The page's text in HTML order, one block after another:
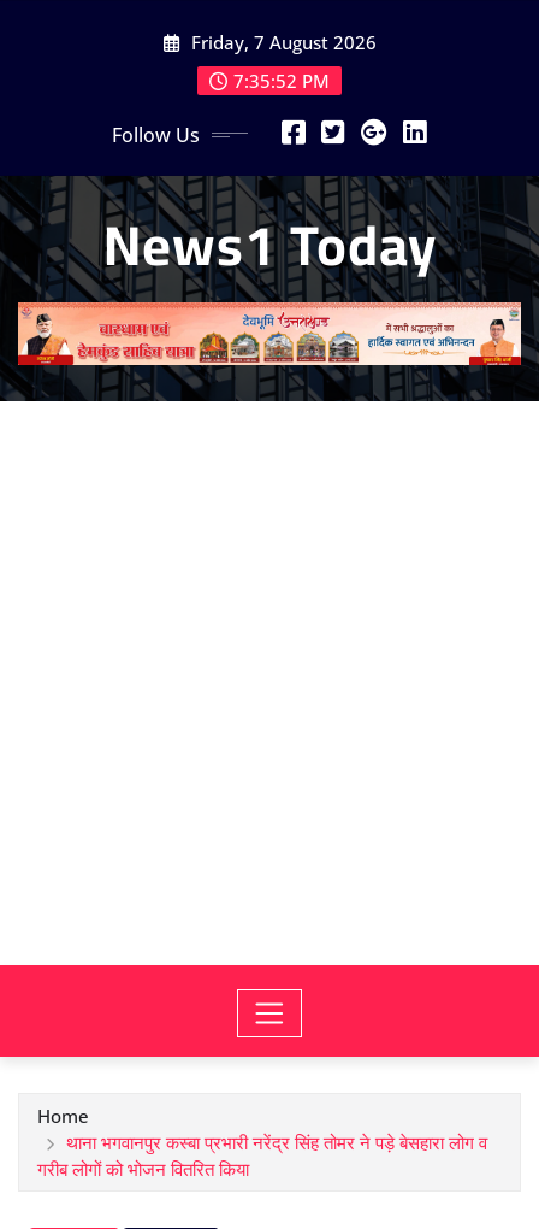
Friday, 7 August 2026
7:35:54 PM
Follow Us
News1 Today
Home
थाना भगवानपुर कस्बा प्रभारी नरेंद्र सिंह तोमर ने पड़े बेसहारा लोग व
गरीब लोगों को भोजन वितरित किया